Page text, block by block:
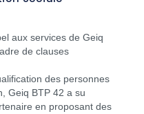
aux services de Geiq
de clauses
des personnes
Geiq BTP 42 a su
en proposant des